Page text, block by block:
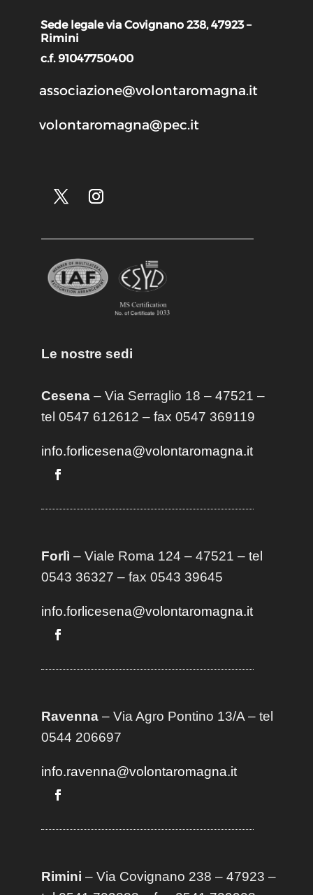
Sede legale via Covignano 238, 47923 –
Rimini
c.f. 91047750400
associazione@volontaromagna.it
volontaromagna@pec.it
Le nostre sedi
Cesena– Via Serraglio 18 – 47521 –
tel 0547 612612 – fax 0547 369119
info.forlicesena@volontaromagna.it
Forlì – Viale Roma 124 – 47521 – tel
0543 36327 – fax 0543 39645
info.forlicesena@volontaromagna.it
Ravenna– Via Agro Pontino 13/A– tel
0544 206697
info.ravenna@volontaromagna.it
Rimini – Via Covignano 238 – 47923 –